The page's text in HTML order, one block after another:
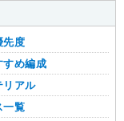
先度
め編成
リアル
一覧